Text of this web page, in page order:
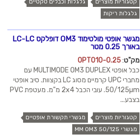
קטגוריות מוצרים
גלגלות וכבלים טקטיים
גלגלות ריקות
מגשר אופטי מולטימוד OM3 דופלקס LC-LC
באורך 0.25 מטר
מק"ט:
OPT010-0.25
כבל אופטי MULTIMODE OM3 DUPLEX עם
מחברי UPC קרמיים מסוג LC בקצוות. סיב אופטי
50/125µm. עובי הכבל 2x4 מ"מ. מעטפת PVC
בצבע...
קטגוריות מוצרים
מגשרי תקשורת אופטיים
מגשרי MM OM3 50/125